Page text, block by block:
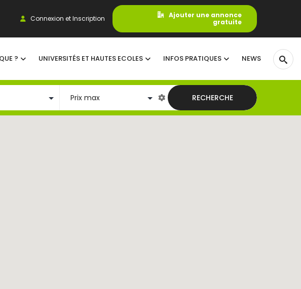
Connexion et Inscription
Ajouter une annonce
gratuite
? UNIVERSITÉS ET HAUTES ECOLES INFOS PRATIQUES NEWS
RECHERCHE